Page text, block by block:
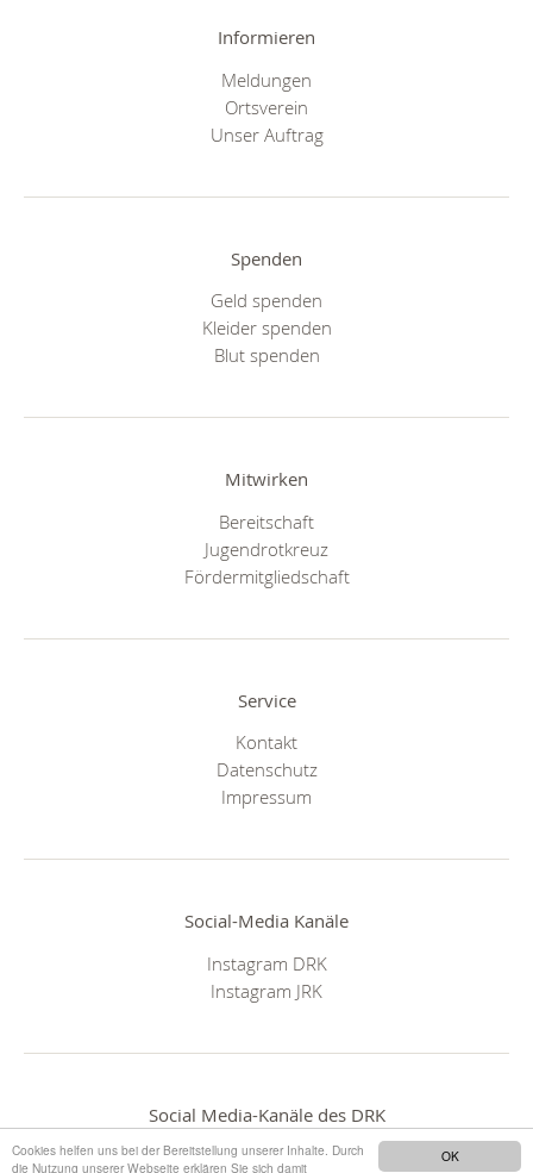
OK
Cookies helfen uns bei der Bereitstellung unserer Inhalte. Durch
die Nutzung unserer Webseite erklären Sie sich damit
Informieren
Meldungen
Ortsverein
Unser Auftrag
Spenden
Geld spenden
Kleider spenden
Blut spenden
Mitwirken
Bereitschaft
Jugendrotkreuz
Fördermitgliedschaft
Service
Kontakt
Datenschutz
Impressum
Social-Media Kanäle
Instagram DRK
Instagram JRK
Social Media-Kanäle des DRK